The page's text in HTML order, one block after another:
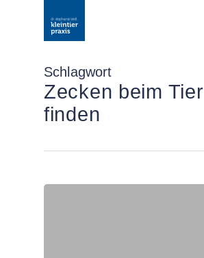
Schlagwort
Zecken beim Tier
finden